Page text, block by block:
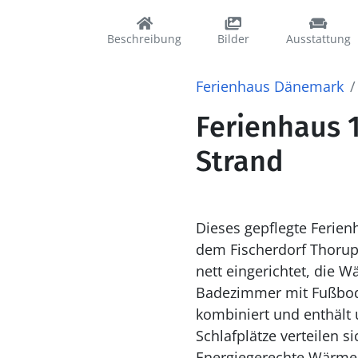
Beschreibung Bilder Ausstattung
Ferienhaus Dänemark
Ferienhaus
Strand
Dieses gepflegte
dem Fischerdorf
nett eingerichtet, die
Badezimmer mit
kombiniert und enthält u. a. Herd mit
Schlafplätze verteilen